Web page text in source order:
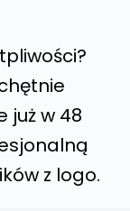
już w 48
z logo.